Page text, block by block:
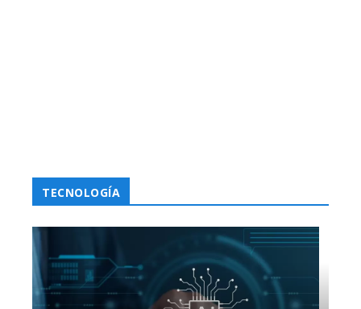
TECNOLOGÍA